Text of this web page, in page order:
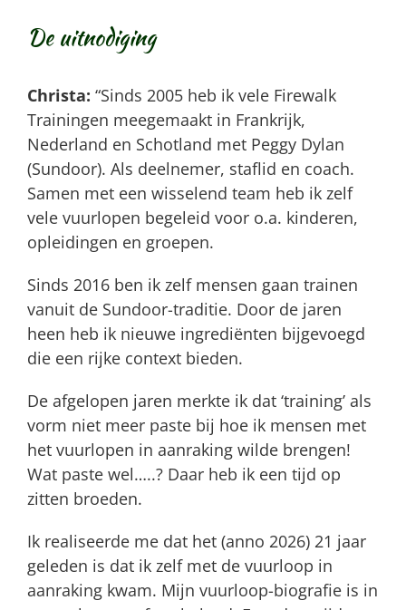
De uitnodiging
Christa: “Sinds 2005 heb ik vele Firewalk
Trainingen meegemaakt in Frankrijk,
Nederland en Schotland met Peggy Dylan
(Sundoor). Als deelnemer, staflid en coach.
Samen met een wisselend team heb ik zelf
vele vuurlopen begeleid voor o.a. kinderen,
opleidingen en groepen.
Sinds 2016 ben ik zelf mensen gaan trainen
vanuit de Sundoor-traditie. Door de jaren
heen heb ik nieuwe ingrediënten bijgevoegd
die een rijke context bieden.
De afgelopen jaren merkte ik dat ‘training’ als
vorm niet meer paste bij hoe ik mensen met
het vuurlopen in aanraking wilde brengen!
Wat paste wel…..? Daar heb ik een tijd op
zitten broeden.
Ik realiseerde me dat het (anno 2026) 21 jaar
geleden is dat ik zelf met de vuurloop in
aanraking kwam. Mijn vuurloop-biografie is in